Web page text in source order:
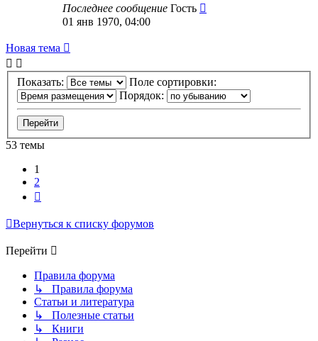
Последнее сообщение Гость
01 янв 1970, 04:00
Новая тема
Показать:
Поле сортировки:
Порядок:
53 темы
1
2
Вернуться к списку форумов
Перейти
Правила форума
↳ Правила форума
Статьи и литература
↳ Полезные статьи
↳ Книги